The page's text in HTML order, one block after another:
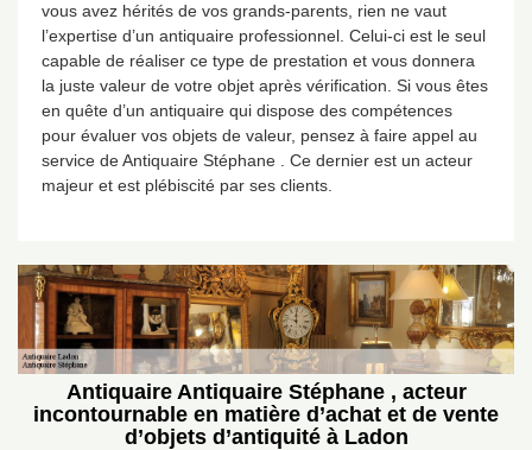
vous avez hérités de vos grands-parents, rien ne vaut
l’expertise d’un antiquaire professionnel. Celui-ci est le seul
capable de réaliser ce type de prestation et vous donnera
la juste valeur de votre objet après vérification. Si vous êtes
en quête d’un antiquaire qui dispose des compétences
pour évaluer vos objets de valeur, pensez à faire appel au
service de Antiquaire Stéphane . Ce dernier est un acteur
majeur et est plébiscité par ses clients.
Antiquaire Antiquaire Stéphane , acteur
incontournable en matière d’achat et de vente
d’objets d’antiquité à Ladon